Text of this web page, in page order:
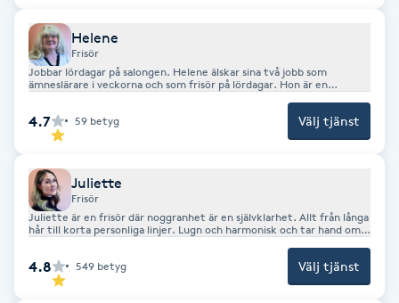
Fillers
Fotmassage
Fotvård
Fransar
Fransborttagning
Helene
Frisör
Jobbar lördagar på salongen. Helene älskar sina två jobb som
ämneslärare i veckorna och som frisör på lördagar. Hon är en
4.7 59 betyg Välj tjänst
Juliette
Frisör
Juliette är en frisör där noggranhet är en självklarhet. Allt från långa
hår till korta personliga linjer. Lugn och harmonisk och tar hand om
4.8 549 betyg Välj tjänst